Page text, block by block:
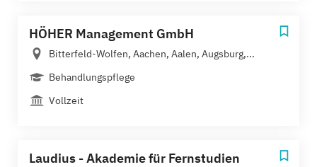
HÖHER Management GmbH
Bitterfeld-Wolfen, Aachen, Aalen, Augsburg,...
Behandlungspflege
Vollzeit
Laudius - Akademie für Fernstudien